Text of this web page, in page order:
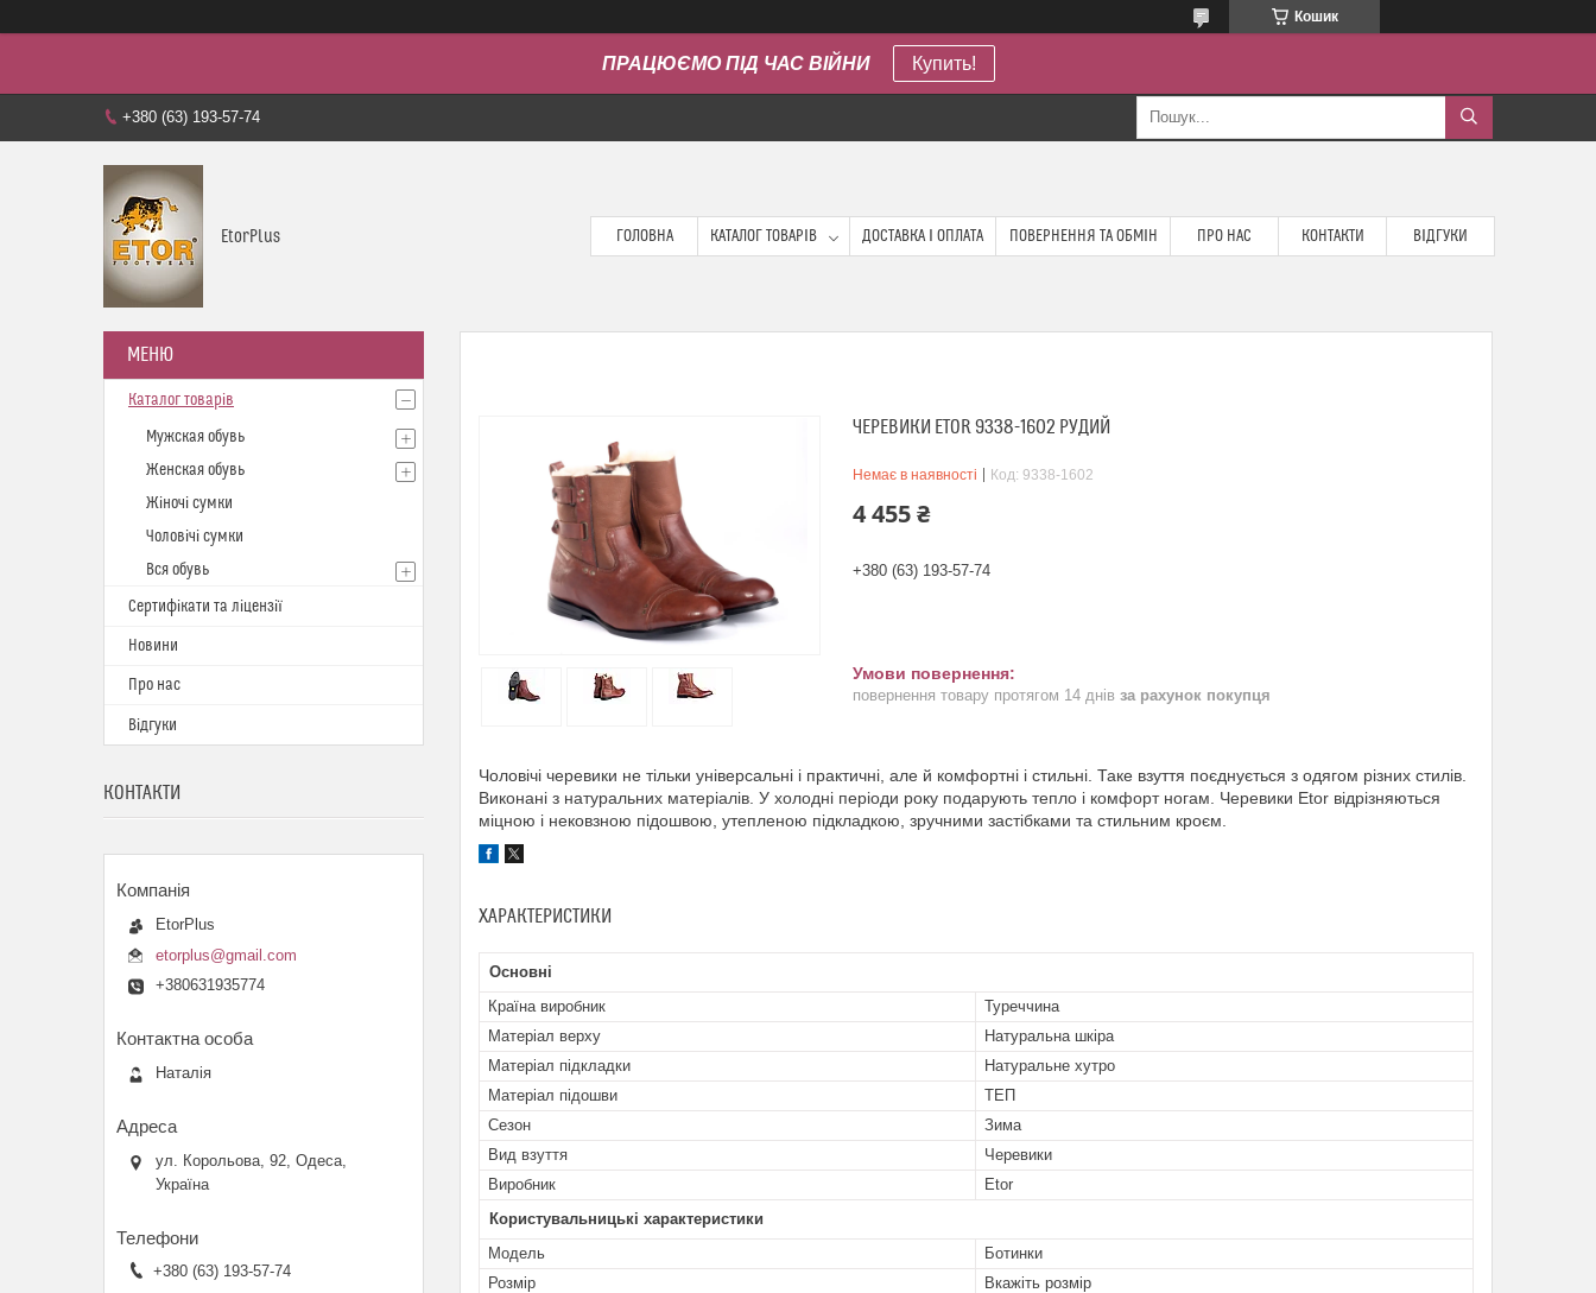
Кошик
ПРАЦЮЄМО ПІД ЧАС ВІЙНИ Купить!
+380 (63) 193-57-74
EtorPlus ГОЛОВНА КАТАЛОГ ТОВАРІВ ДОСТАВКА І ОПЛАТА ПОВЕРНЕННЯ ТА ОБМІН ПРО НАС КОНТАКТИ ВІДГУКИ
ЧЕРЕВИКИ ETOR 9338-1602 РУДИЙ
Немає в наявності Код: 9338-1602
4 455 ₴
+380 (63) 193-57-74
повернення товару протягом 14 днів за рахунок покупця
Чоловічі черевики не тільки універсальні і практичні, але й комфортні і стильні. Таке взуття поєднується з одягом різних стилів.
Виконані з натуральних матеріалів. У холодні періоди року подарують тепло і комфорт ногам. Черевики Etor відрізняються
міцною і нековзною підошвою, утепленою підкладкою, зручними застібками та стильним кроєм.
ХАРАКТЕРИСТИКИ
Основні
Країна виробник
Туреччина
Матеріал верху
Натуральна шкіра
Матеріал підкладки
Натуральне хутро
Матеріал підошви
ТЕП
Сезон
Зима
Вид взуття
Черевики
Виробник
Etor
Користувальницькі характеристики
Мoдель
Ботинки
Розмір
Вкажіть розмір
Каталог товарів
Мужская обувь
Женская обувь
Жіночі сумки
Чоловічі сумки
Вся обувь
Сертифікати та ліцензії
Новини
Про нас
Відгуки
КОНТАКТИ
EtorPlus
etorplus@gmail.com
+380631935774
Наталія
ул. Корольова, 92, Одеса,
Україна
+380 (63) 193-57-74